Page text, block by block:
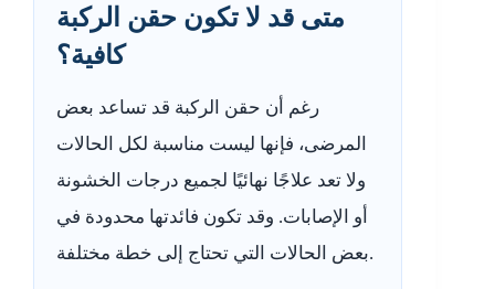
متى قد لا تكون حقن الركبة
كافية؟
رغم أن حقن الركبة قد تساعد بعض
المرضى، فإنها ليست مناسبة لكل الحالات
ولا تعد علاجًا نهائيًا لجميع درجات الخشونة
أو الإصابات. وقد تكون فائدتها محدودة في
بعض الحالات التي تحتاج إلى خطة مختلفة.